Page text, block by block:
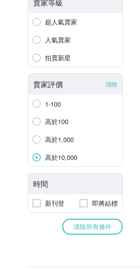
賣家等級
超人氣賣家
人氣賣家
拍賣新星
賣家評價 清除
1-100
高於100
高於1,000
高於10,000
時間
新刊登 即將結標
清除所有條件